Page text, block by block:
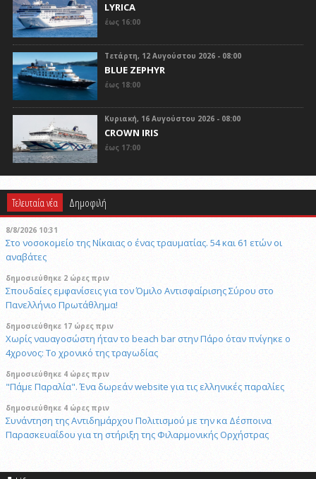
LYRICA
έως 16:00
Τετάρτη, 12 Αυγούστου 2026 - 08:00
BLUE ZEPHYR
έως 18:00
Κυριακή, 16 Αυγούστου 2026 - 08:00
CROWN IRIS
έως 17:00
Τελευταία νέα Δημοφιλή
8/8/2026 10:31
Στο νοσοκομείο της Νίκαιας ο ένας τραυματίας. 54 και 61 ετών οι
αναβάτες
δημοσιεύθηκε 2 ώρες πριν
Σπουδαίες εμφανίσεις για τον Όμιλο Αντισφαίρισης Σύρου στο
Πανελλήνιο Πρωτάθλημα!
δημοσιεύθηκε 17 ώρες πριν
Χωρίς ναυαγοσώστη ήταν το beach bar στην Πάρο όταν πνίγηκε ο
4χρονος: Το χρονικό της τραγωδίας
δημοσιεύθηκε 4 ώρες πριν
"Πάμε Παραλία". Ένα δωρεάν website για τις ελληνικές παραλίες
δημοσιεύθηκε 4 ώρες πριν
Συνάντηση της Αντιδημάρχου Πολιτισμού με την κα Δέσποινα
Παρασκευαΐδου για τη στήριξη της Φιλαρμονικής Ορχήστρας